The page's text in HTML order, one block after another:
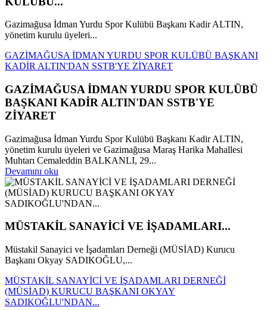
Gazimağusa İdman Yurdu Spor Kulübü Başkanı Kadir ALTIN,
yönetim kurulu üyeleri...
GAZİMAĞUSA İDMAN YURDU SPOR KULÜBÜ BAŞKANI
KADİR ALTIN'DAN SSTB'YE ZİYARET
GAZİMAĞUSA İDMAN YURDU SPOR KULÜBÜ
BAŞKANI KADİR ALTIN'DAN SSTB'YE
ZİYARET
Gazimağusa İdman Yurdu Spor Kulübü Başkanı Kadir ALTIN,
yönetim kurulu üyeleri ve Gazimağusa Maraş Harika Mahallesi
Muhtarı Cemaleddin BALKANLI, 29...
Devamını oku
MÜSTAKİL SANAYİCİ VE İŞADAMLARI...
Müstakil Sanayici ve İşadamları Derneği (MÜSİAD) Kurucu
Başkanı Okyay SADIKOĞLU,...
MÜSTAKİL SANAYİCİ VE İŞADAMLARI DERNEĞİ
(MÜSİAD) KURUCU BAŞKANI OKYAY
SADIKOĞLU'NDAN...